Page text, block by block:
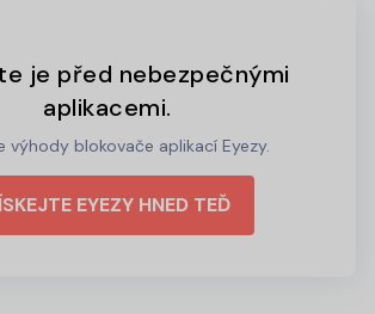
je před nebezpečnými
aplikacemi.
výhody blokovače aplikací Eyezy.
EYEZY HNED TEĎ